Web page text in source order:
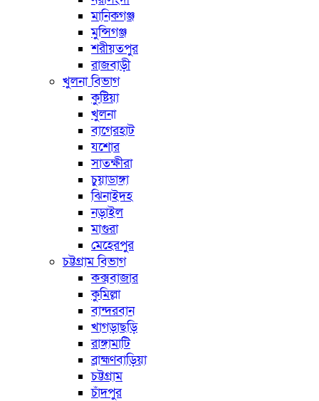
মানিকগঞ্জ
মুন্সিগঞ্জ
শরীয়তপুর
রাজবাড়ী
খুলনা বিভাগ
কুষ্টিয়া
খুলনা
বাগেরহাট
যশোর
সাতক্ষীরা
চুয়াডাঙ্গা
ঝিনাইদহ
নড়াইল
মাগুরা
মেহেরপুর
চট্টগ্রাম বিভাগ
কক্সবাজার
কুমিল্লা
বান্দরবান
খাগড়াছড়ি
রাঙ্গামাটি
ব্রাহ্মণবাড়িয়া
চট্টগ্রাম
চাঁদপুর